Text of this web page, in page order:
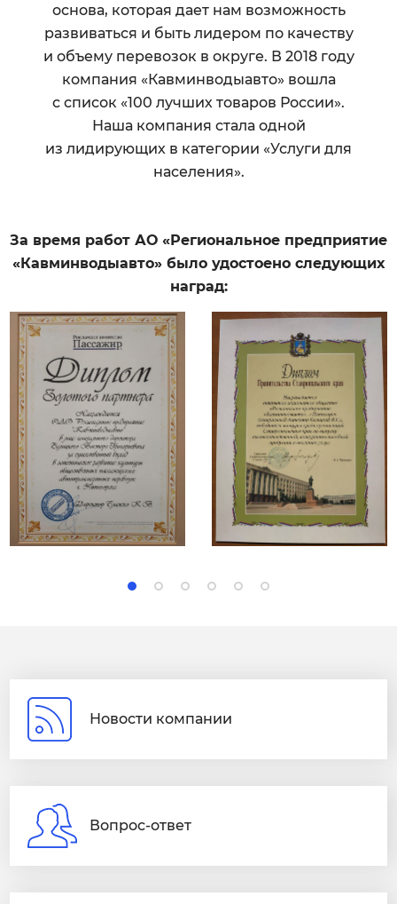
основа, которая дает нам возможность
развиваться и быть лидером по качеству
и объему перевозок в округе. В 2018 году
компания «Кавминводыавто» вошла
с список «100 лучших товаров России».
Наша компания стала одной
из лидирующих в категории «Услуги для
населения».
За время работ АО «Региональное предприятие
«Кавминводыавто» было удостоено следующих
наград:
Новости компании
Вопрос-ответ